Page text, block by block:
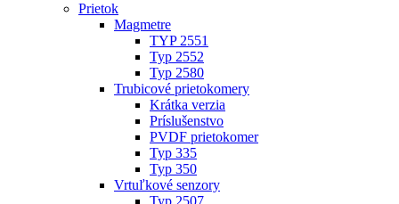
Prietok
Magmetre
TYP 2551
Typ 2552
Typ 2580
Trubicové prietokomery
Krátka verzia
Príslušenstvo
PVDF prietokomer
Typ 335
Typ 350
Vrtuľkové senzory
Typ 2507